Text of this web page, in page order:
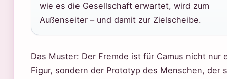
wie es die Gesellschaft erwartet, wird zum
Außenseiter – und damit zur Zielscheibe.
Das Muster: Der Fremde ist für Camus nicht nur
Figur, sondern der Prototyp des Menschen, der